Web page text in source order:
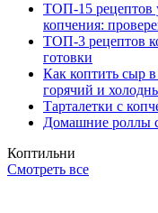
ТОП-15 рецептов
копчения:
ТОП-3 рецептов
готовки
Как коптить сыр
горячий и
Тарталетки с
Домашние роллы
Коптильни
Смотреть все